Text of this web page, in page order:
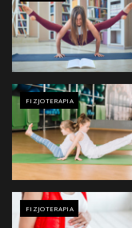
FIZJOTERAPIA
FIZJOTERAPIA